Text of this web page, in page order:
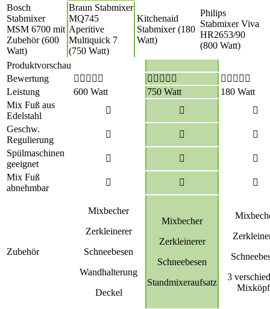
Bosch
Stabmixer
MSM 6700 mit
Zubehör (600
Watt)
Braun Stabmixer
MQ745
Aperitive
Multiquick 7
(750 Watt)
Kitchenaid
Stabmixer (180
Watt)
Philips
Stabmixer Viva
HR2653/90
(800 Watt)
Produktvorschau
Bewertung
Leistung
600 Watt 750 Watt
180 Watt
Mix Fuß aus
Edelstahl
Geschw.
Regulierung
Spülmaschinen
geeignet
Mix Fuß
abnehmbar
Zubehör
Mixbecher
Zerkleinerer
Schneebesen
Wandhalterung
Deckel
Mixbecher
Zerkleinerer
Schneebesen
Standmixeraufsatz
3